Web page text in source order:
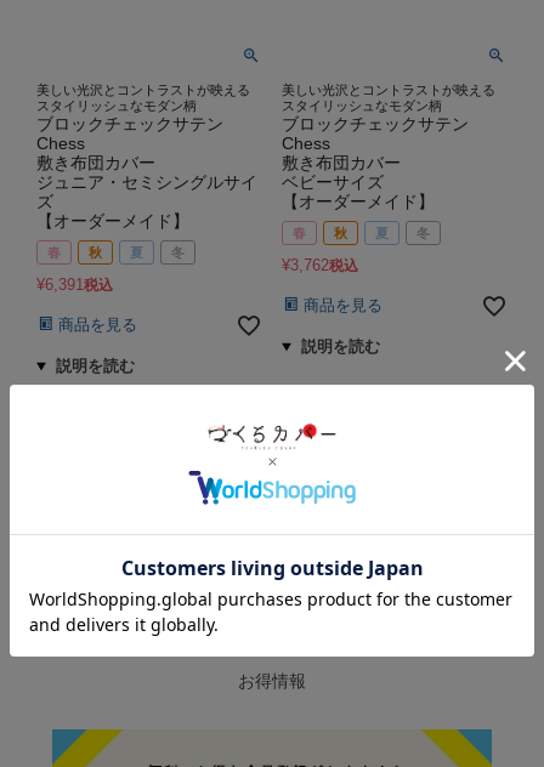
美しい光沢とコントラストが映える
スタイリッシュなモダン柄
ブロックチェックサテン
Chess
敷き布団カバー
ジュニア・セミシングルサイ
ズ
【オーダーメイド】
春 秋 夏 冬
¥6,391税込
商品を見る
美しい光沢とコントラストが映える
スタイリッシュなモダン柄
ブロックチェックサテン
Chess
敷き布団カバー
ベビーサイズ
【オーダーメイド】
春 秋 夏 冬
¥3,762税込
商品を見る
価格が安い順
SPECIAL DEALS
お得情報